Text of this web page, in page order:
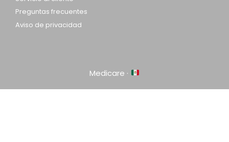
Preguntas frecuentes
Aviso de privacidad
Medicare ·